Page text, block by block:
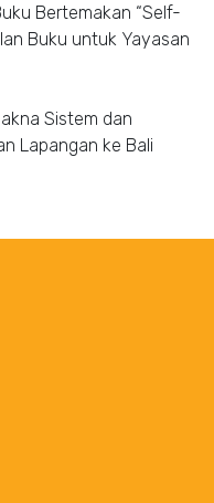
Bertemakan “Self-
Buku untuk Yayasan
Sistem dan
Lapangan ke Bali